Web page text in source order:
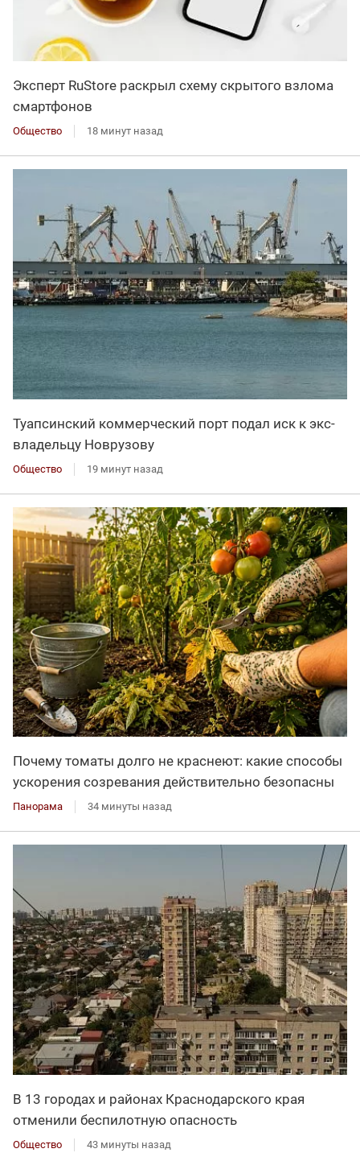
Эксперт RuStore раскрыл схему скрытого взлома
смартфонов
Общество 18 минут назад
Туапсинский коммерческий порт подал иск к экс-
владельцу Новрузову
Общество 19 минут назад
Почему томаты долго не краснеют: какие способы
ускорения созревания действительно безопасны
Панорама 34 минуты назад
В 13 городах и районах Краснодарского края
отменили беспилотную опасность
Общество 43 минуты назад